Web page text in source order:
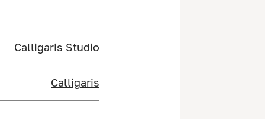
Calligaris Studio
Calligaris